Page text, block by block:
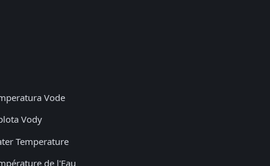
Vode
Vody
Temperature
de l'Eau